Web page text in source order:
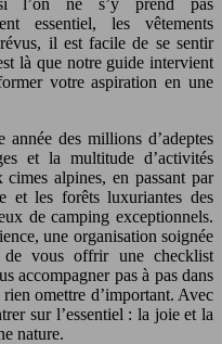
essentiel, les vêtements
il est facile de se sentir
là que notre guide intervient
votre aspiration en une
des millions d’adeptes
et la multitude d’activités
cimes alpines, en passant par
et les forêts luxuriantes des
de camping exceptionnels.
une organisation soignée
vous offrir une checklist
accompagner pas à pas dans
omettre d’important. Avec
sur l’essentiel : la joie et la
nature.